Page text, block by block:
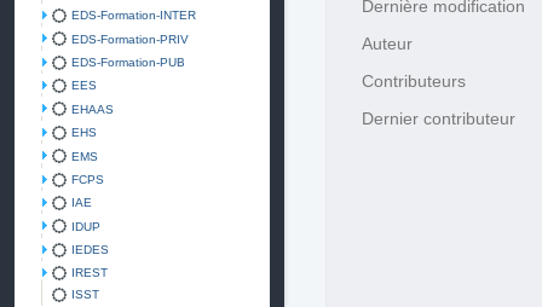
EDS-Formation-INTER
EDS-Formation-PRIV
EDS-Formation-PUB
EES
EHAAS
EHS
EMS
FCPS
IAE
IDUP
IEDES
IREST
ISST
Dernière modification
Auteur
Contributeurs
Dernier contributeur